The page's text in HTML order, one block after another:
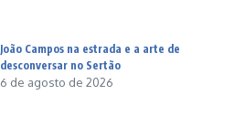
João Campos na estrada e a arte de
desconversar no Sertão
6 de agosto de 2026